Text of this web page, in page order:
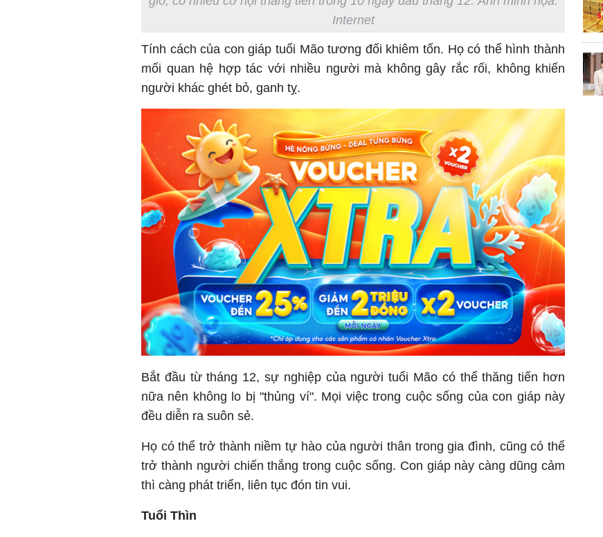
Internet
Tính cách của con giáp tuổi Mão tương đối khiêm tốn. Họ có thể hình thành
mối quan hệ hợp tác với nhiều người mà không gây rắc rối, không khiến
người khác ghét bỏ, ganh tỵ.
Bắt đầu từ tháng 12, sự nghiệp của người tuổi Mão có thể thăng tiến hơn
nữa nên không lo bị "thủng ví". Mọi việc trong cuộc sống của con giáp này
đều diễn ra suôn sẻ.
Họ có thể trở thành niềm tự hào của người thân trong gia đình, cũng có thể
trở thành người chiến thắng trong cuộc sống. Con giáp này càng dũng cảm
thì càng phát triển, liên tục đón tin vui.
Tuổi Thìn